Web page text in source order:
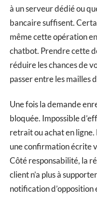
à un serveur dédié ou
bancaire suffisent.
même cette opération
chatbot. Prendre cette
réduire les chances de
passer entre les mailles
Une fois la demande
bloquée. Impossible
retrait ou achat en
une confirmation écrite
Côté responsabilité, la
client n’a plus à
notification d’opposition